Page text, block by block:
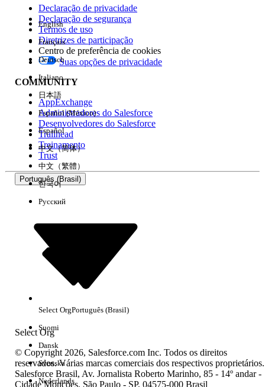
Declaração de privacidade
Declaração de segurança
Termos de uso
Diretrizes de participação
Centro de preferência de cookies
Suas opções de privacidade
COMMUNITY
AppExchange
Administradores do Salesforce
Desenvolvedores do Salesforce
Trailhead
Treinamento
Trust
Português (Brasil)
Select Org
English
Français
Deutsch
Italiano
日本語
Español (México)
Español
中文（简体）
中文（繁體）
한국어
Русский
Select OrgPortuguês (Brasil)
Suomi
Dansk
Svenska
Nederlands
© Copyright 2026, Salesforce.com Inc. Todos os direitos
reservados. Várias marcas comerciais dos respectivos proprietários.
Salesforce Brasil, Av. Jornalista Roberto Marinho, 85 - 14º andar -
Cidade Monções, São Paulo - SP, 04575-000 Brasil